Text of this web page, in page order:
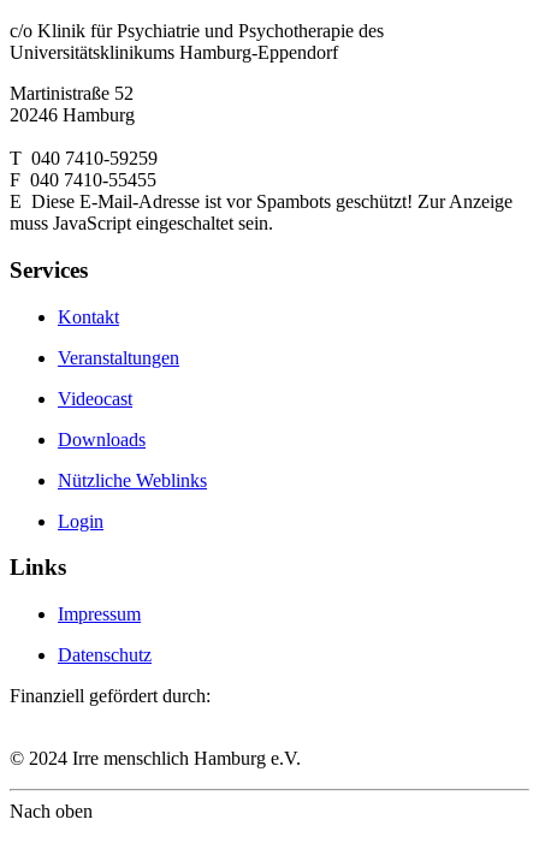
c/o Klinik für Psychiatrie und Psychotherapie des
Universitätsklinikums Hamburg-Eppendorf
Martinistraße 52
20246 Hamburg
T 040 7410-59259
F 040 7410-55455
E Diese E-Mail-Adresse ist vor Spambots geschützt! Zur Anzeige
muss JavaScript eingeschaltet sein.
Services
Kontakt
Veranstaltungen
Videocast
Downloads
Nützliche Weblinks
Login
Links
Impressum
Datenschutz
Finanziell gefördert durch:
© 2024 Irre menschlich Hamburg e.V.
Nach oben